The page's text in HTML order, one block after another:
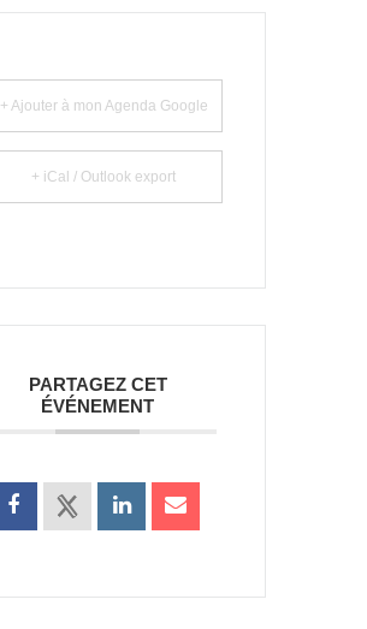
+ Ajouter à mon Agenda Google
+ iCal / Outlook export
PARTAGEZ CET
ÉVÉNEMENT